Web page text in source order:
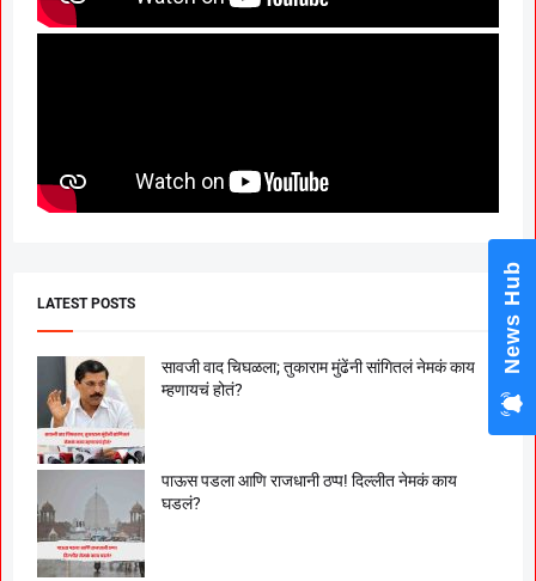
LATEST POSTS
सावजी वाद चिघळला; तुकाराम मुंढेंनी सांगितलं नेमकं काय
म्हणायचं होतं?
पाऊस पडला आणि राजधानी ठप्प! दिल्लीत नेमकं काय
घडलं?
News Hub